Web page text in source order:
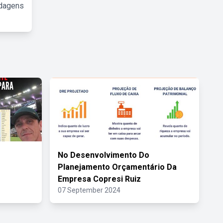
No Desenvolvimento Do
Planejamento Orçamentário Da
Empresa Copresi Ruiz
07 September 2024